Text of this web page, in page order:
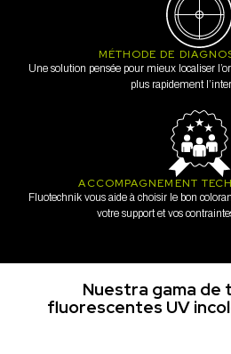
MÉTHODE DE
Une solution pensée pour mieux localiser
plus rapidement
ACCOMPAGNEMENT
Fluotechnik vous aide à choisir le bon
votre support et vos
Nuestra gama de
fluorescentes UV